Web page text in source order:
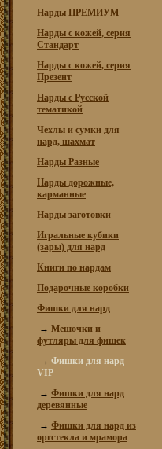
Нарды ПРЕМИУМ
Нарды с кожей, серия
Стандарт
Нарды с кожей, серия
Презент
Нарды с Русской
тематикой
Чехлы и сумки для
нард, шахмат
Нарды Разные
Нарды дорожные,
карманные
Нарды заготовки
Игральные кубики
(зары) для нард
Книги по нардам
Подарочные коробки
Фишки для нард
→ Мешочки и
футляры для фишек
→ Фишки для нард
VIP
→ Фишки для нард
деревянные
→ Фишки для нард из
оргстекла и мрамора